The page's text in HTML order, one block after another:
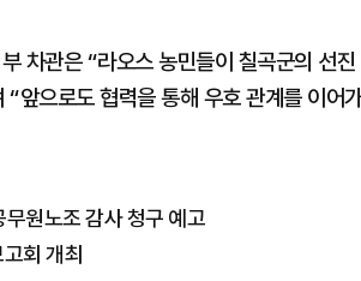
차관은 “라오스 농민들이 칠곡군의 선
앞으로도 협력을 통해 우호 관계를 이어
원노조 감사 청구 예고
회 개최